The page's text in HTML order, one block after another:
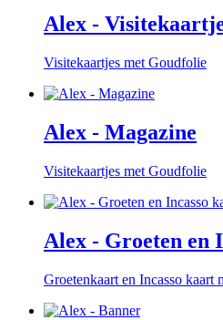
Alex -
Visitekaartjes met Goudfolie
Alex - Magazine
Visitekaartjes met Goudfolie
Alex - Groeten en
Groetenkaart en Incasso kaart